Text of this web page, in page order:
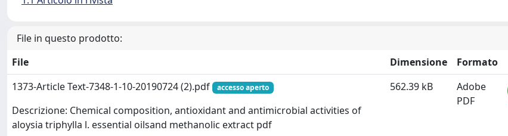
File in questo prodotto:
File
Dimensione
Formato
1373-Article Text-7348-1-10-20190724 (2).pdf
accesso aperto
Descrizione: Chemical composition, antioxidant and antimicrobial activities of
aloysia triphylla l. essential oilsand methanolic extract pdf
562.39 kB
Adobe
PDF